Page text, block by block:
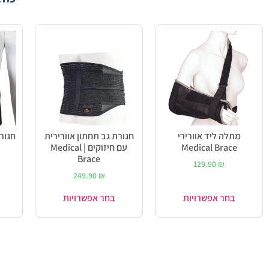
מתלה ליד אוורירי
Medical Brace
129.90 ₪
בחר אפשרויות
חגורת גב תחתון אוורירית
עם חיזוקים | Medical
Brace
249.90 ₪
בחר אפשרויות